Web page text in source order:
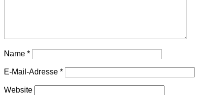
Name *
E-Mail-Adresse *
Website